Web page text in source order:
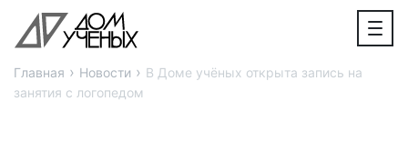
Главная › Новости › В Доме учёных открыта запись на
занятия с логопедом